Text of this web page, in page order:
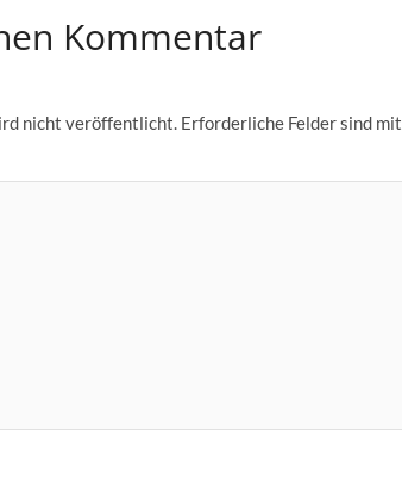
Kommentar
nicht veröffentlicht. Erforderliche Felder sind mit